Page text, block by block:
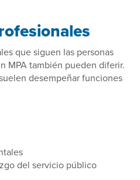
que siguen las personas
MPA también pueden diferir.
desempeñar funciones
del servicio público